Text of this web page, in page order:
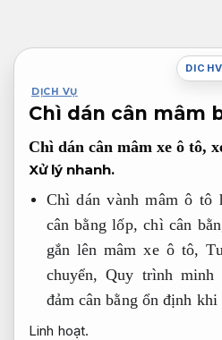
nội
DỊCH VỤ
Chì dán cân mâm
Chì dán cân mâm xe ô tô,
Xử lý nhanh.
Chì dán vành mâm ô tô
cân bằng lốp, chì cân
gắn lên mâm xe ô tô,
chuyển,Quy trình minh
đảm cân bằng ổn định
Linh hoạt.